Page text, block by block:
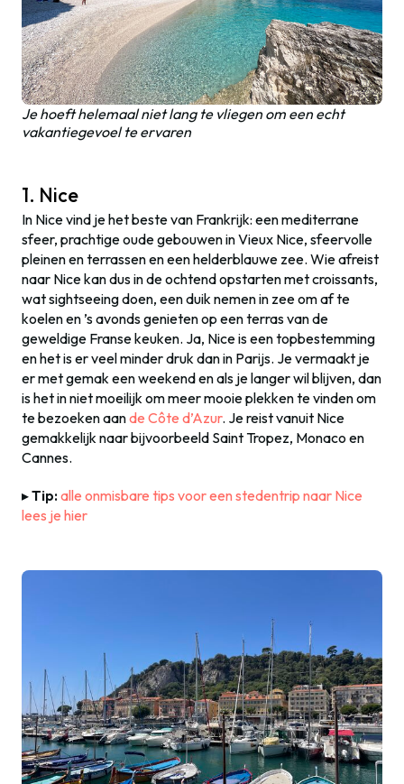
Je hoeft helemaal niet lang te vliegen om een echt
vakantiegevoel te ervaren
1. Nice
In Nice vind je het beste van Frankrijk: een mediterrane
sfeer, prachtige oude gebouwen in Vieux Nice, sfeervolle
pleinen en terrassen en een helderblauwe zee. Wie afreist
naar Nice kan dus in de ochtend opstarten met croissants,
wat sightseeing doen, een duik nemen in zee om af te
koelen en ’s avonds genieten op een terras van de
geweldige Franse keuken. Ja, Nice is een topbestemming
en het is er veel minder druk dan in Parijs. Je vermaakt je
er met gemak een weekend en als je langer wil blijven, dan
is het in niet moeilijk om meer mooie plekken te vinden om
te bezoeken aande Côte d’Azur. Je reist vanuit Nice
gemakkelijk naar bijvoorbeeld Saint Tropez, Monaco en
Cannes.
▸Tip:alle onmisbare tips voor een stedentrip naar Nice
lees je hier